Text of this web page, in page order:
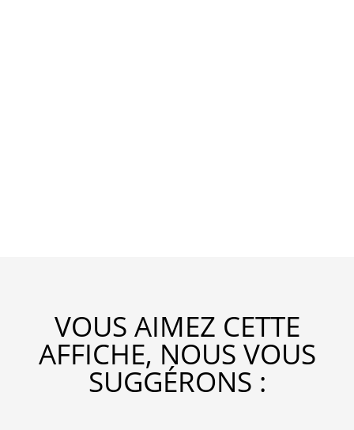
VOUS AIMEZ CETTE
AFFICHE, NOUS VOUS
SUGGÉRONS :